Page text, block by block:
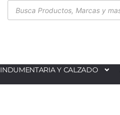
INDUMENTARIA Y CALZADO